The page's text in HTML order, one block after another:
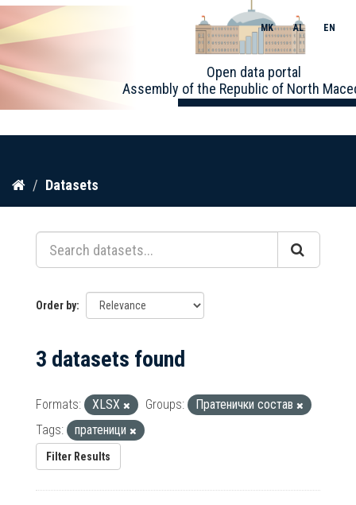
Skip
content
Open data portal
Assembly of the Republic of North
MK AL EN
Datasets
Order by
3 datasets found
Formats: XLSX Groups:
Пратенички состав
Tags:
пратеници
Filter Results